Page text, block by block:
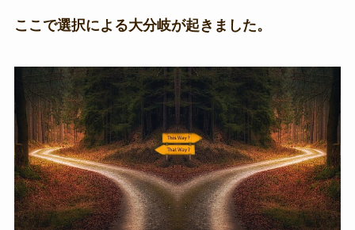
ここで選択による大分岐が起きました。